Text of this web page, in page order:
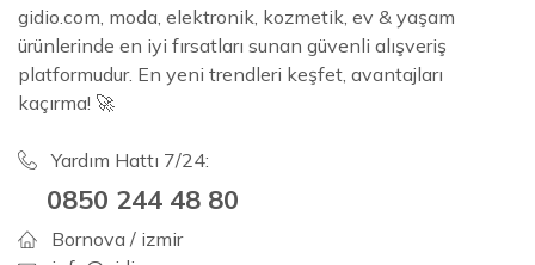
gidio.com, moda, elektronik, kozmetik, ev & yaşam
ürünlerinde en iyi fırsatları sunan güvenli alışveriş
platformudur. En yeni trendleri keşfet, avantajları
kaçırma! 🚀
Yardım Hattı 7/24:
0850 244 48 80
Bornova / izmir